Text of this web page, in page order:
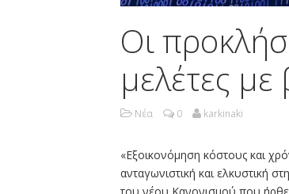
Οι
μελέτες
Νέα 0 karkinaki
«Εξοικονόμηση κόστους και
ανταγωνιστική και ελκυστική